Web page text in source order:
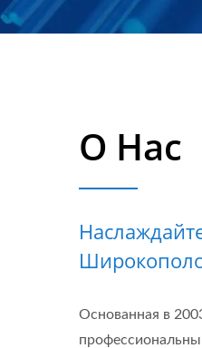
О Нас
Основанная в